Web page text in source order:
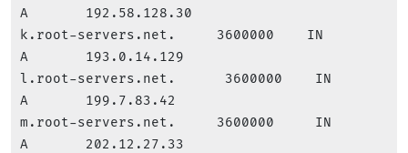
A       192.58.128.30
k.root-servers.net.     3600000    IN
A       193.0.14.129
l.root-servers.net.      3600000    IN
A       199.7.83.42
m.root-servers.net.     3600000     IN
A       202.12.27.33